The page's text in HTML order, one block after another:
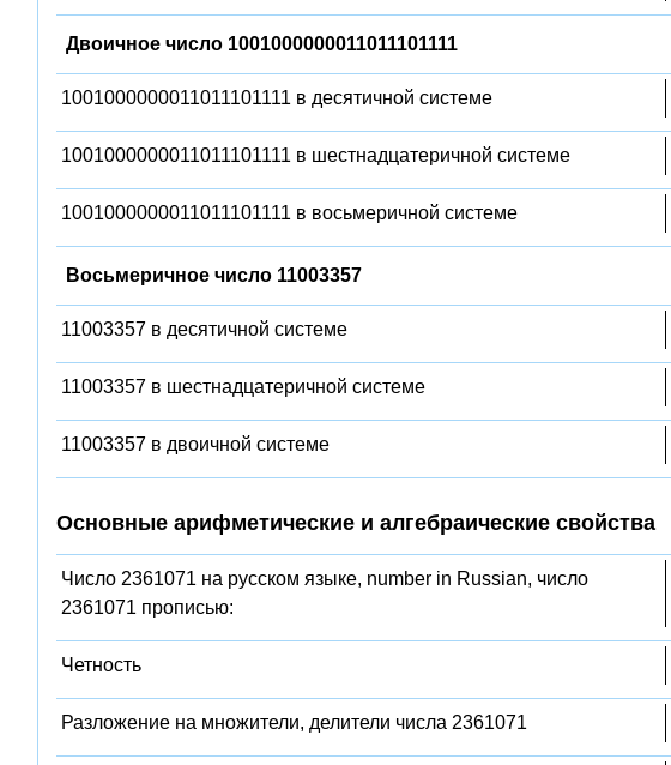
Двоичное число 1001000000011011101111
1001000000011011101111 в десятичной системе
1001000000011011101111 в шестнадцатеричной системе
1001000000011011101111 в восьмеричной системе
Восьмеричное число 11003357
11003357 в десятичной системе
11003357 в шестнадцатеричной системе
11003357 в двоичной системе
Основные арифметические и алгебраические свойства
Число 2361071 на русском языке, number in Russian, число
2361071 прописью:
Четность
Разложение на множители, делители числа 2361071